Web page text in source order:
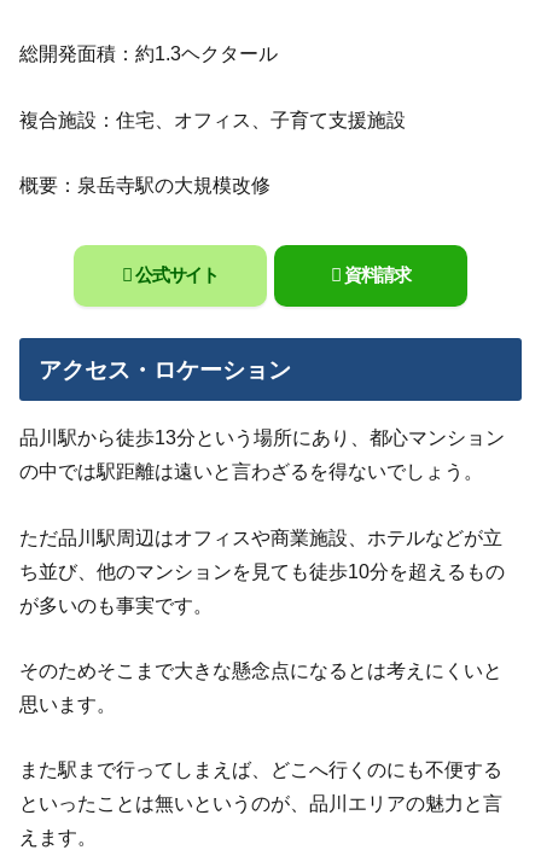
総開発面積：約1.3ヘクタール
複合施設：住宅、オフィス、子育て支援施設
概要：泉岳寺駅の大規模改修
公式サイト 資料請求
アクセス・ロケーション
品川駅から徒歩13分という場所にあり、都心マンション
の中では駅距離は遠いと言わざるを得ないでしょう。
ただ品川駅周辺はオフィスや商業施設、ホテルなどが立
ち並び、他のマンションを見ても徒歩10分を超えるもの
が多いのも事実です。
そのためそこまで大きな懸念点になるとは考えにくいと
思います。
また駅まで行ってしまえば、どこへ行くのにも不便する
といったことは無いというのが、品川エリアの魅力と言
えます。